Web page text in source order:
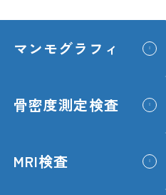
マンモグラフィ
骨密度測定検査
MRI検査